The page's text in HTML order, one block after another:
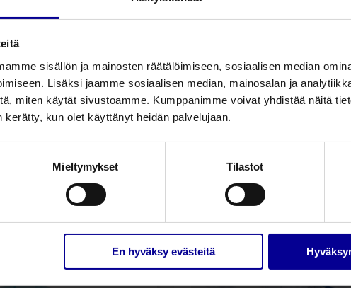
sisällön ja mainosten räätälöimiseen, sosiaalisen median
Lisäksi jaamme sosiaalisen median, mainosalan ja
miten käytät sivustoamme. Kumppanimme voivat yhdistää näitä
kerätty, kun olet käyttänyt heidän palvelujaan.
Mieltymykset Tilastot
En hyväksy evästeitä
Liittyvät tuotteet